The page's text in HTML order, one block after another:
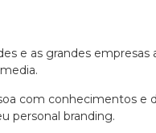
e as grandes
com conhecimentos e
personal branding.